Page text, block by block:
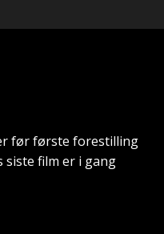
før første forestilling
film er i gang